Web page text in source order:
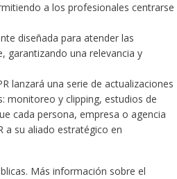
a los profesionales centrarse
diseñada para atender las
garantizando una relevancia y
lanzará una serie de actualizaciones
monitoreo y clipping, estudios de
cada persona, empresa o agencia
a su aliado estratégico en
Más información sobre el